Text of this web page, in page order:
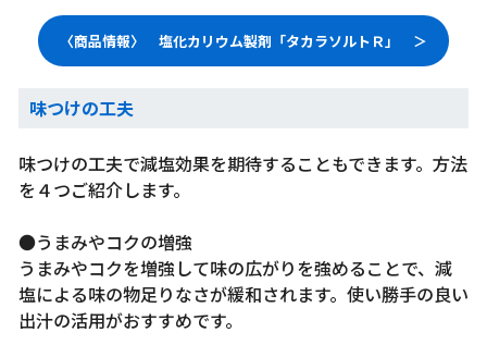
〈商品情報〉 塩化カリウム製剤「タカラソルトＲ」 ＞
味つけの工夫
味つけの工夫で減塩効果を期待することもできます。方法
を４つご紹介します。
●うまみやコクの増強
うまみやコクを増強して味の広がりを強めることで、減
塩による味の物足りなさが緩和されます。使い勝手の良い
出汁の活用がおすすめです。